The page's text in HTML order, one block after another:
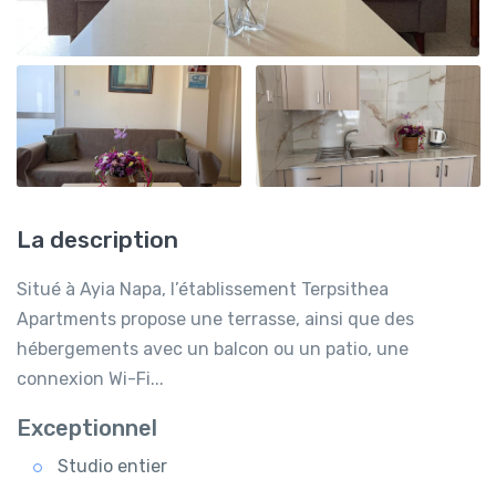
La description
Situé à Ayia Napa, l’établissement Terpsithea
Apartments propose une terrasse, ainsi que des
hébergements avec un balcon ou un patio, une
connexion Wi-Fi...
Exceptionnel
Studio entier